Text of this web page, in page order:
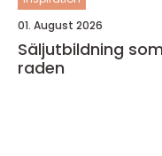
01. August 2026
Säljutbildning
raden